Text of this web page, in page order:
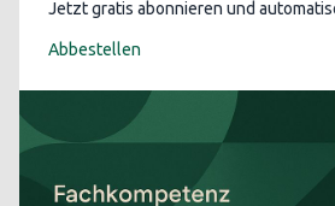
Jetzt gratis abonnieren und
Abbestellen